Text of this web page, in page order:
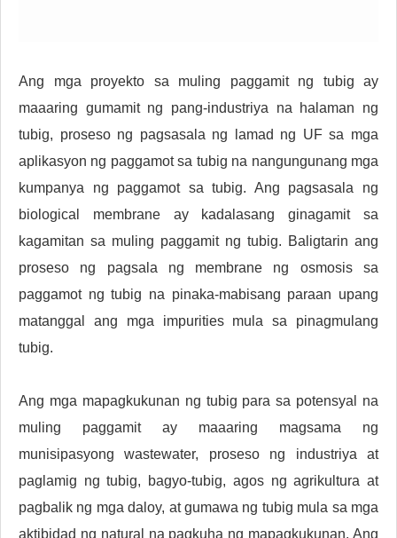
Ang mga proyekto sa muling paggamit ng tubig ay
maaaring gumamit ng pang-industriya na halaman ng
tubig, proseso ng pagsasala ng lamad ng UF sa mga
aplikasyon ng paggamot sa tubig na nangungunang mga
kumpanya ng paggamot sa tubig. Ang pagsasala ng
biological membrane ay kadalasang ginagamit sa
kagamitan sa muling paggamit ng tubig. Baligtarin ang
proseso ng pagsala ng membrane ng osmosis sa
paggamot ng tubig na pinaka-mabisang paraan upang
matanggal ang mga impurities mula sa pinagmulang
tubig.
Ang mga mapagkukunan ng tubig para sa potensyal na
muling paggamit ay maaaring magsama ng
munisipasyong wastewater, proseso ng industriya at
paglamig ng tubig, bagyo-tubig, agos ng agrikultura at
pagbalik ng mga daloy, at gumawa ng tubig mula sa mga
aktibidad ng natural na pagkuha ng mapagkukunan. Ang